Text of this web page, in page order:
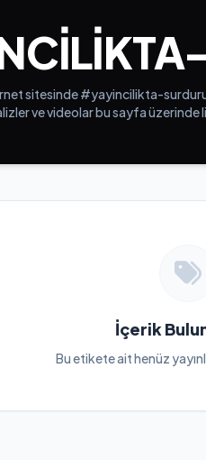
sitesinde #yayincilikta-
ve videolar bu sayfa
İçerik
Bu etikete ait henüz